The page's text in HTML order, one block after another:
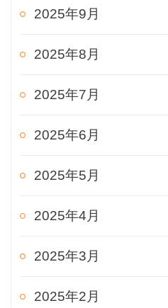
2025年9月
2025年8月
2025年7月
2025年6月
2025年5月
2025年4月
2025年3月
2025年2月